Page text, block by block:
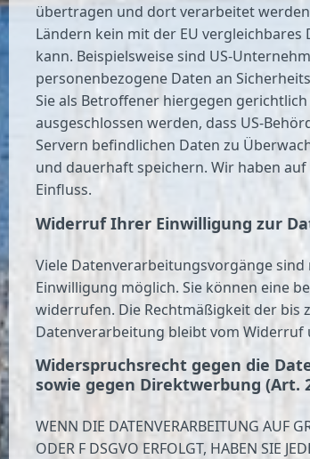
übertragen und dort verarbeitet
Ländern kein mit der EU
kann. Beispielsweise sind US-
personenbezogene Daten an
Sie als Betroffener hiergegen
ausgeschlossen werden, dass US-
Servern befindlichen Daten zu
und dauerhaft speichern. Wir haben
Einfluss.
Widerruf Ihrer Einwilligung zur
Viele Datenverarbeitungsvorgänge
Einwilligung möglich. Sie können eine
widerrufen. Die Rechtmäßigkeit der bis
Datenverarbeitung bleibt vom Widerruf
Widerspruchsrecht gegen die
sowie gegen Direktwerbung (Art.
WENN DIE DATENVERARBEITUNG AUF
ODER F DSGVO ERFOLGT, HABEN SIE